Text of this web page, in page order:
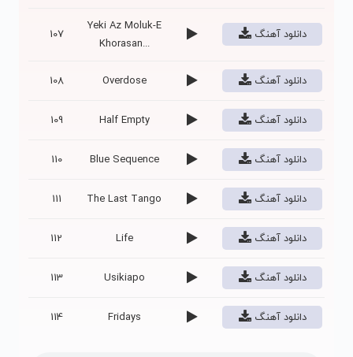
107
Yeki Az Moluk-E
Khorasan...
دانلود آهنگ
108 Overdose دانلود آهنگ
109 Half Empty دانلود آهنگ
110 Blue Sequence دانلود آهنگ
111 The Last Tango دانلود آهنگ
112 Life دانلود آهنگ
113 Usikiapo دانلود آهنگ
114 Fridays دانلود آهنگ